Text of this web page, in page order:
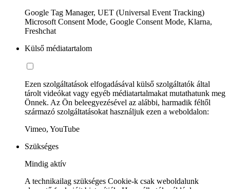
Google Tag Manager, UET (Universal Event Tracking)
Microsoft Consent Mode, Google Consent Mode, Klarna,
Freshchat
Külső médiatartalom
Ezen szolgáltatások elfogadásával külső szolgáltatók által
tárolt videókat vagy egyéb médiatartalmakat mutathatunk meg
Önnek. Az Ön beleegyezésével az alábbi, harmadik féltől
származó szolgáltatásokat használjuk ezen a weboldalon:
Vimeo, YouTube
Szükséges
Mindig aktív
A technikailag szükséges Cookie-k csak weboldalunk